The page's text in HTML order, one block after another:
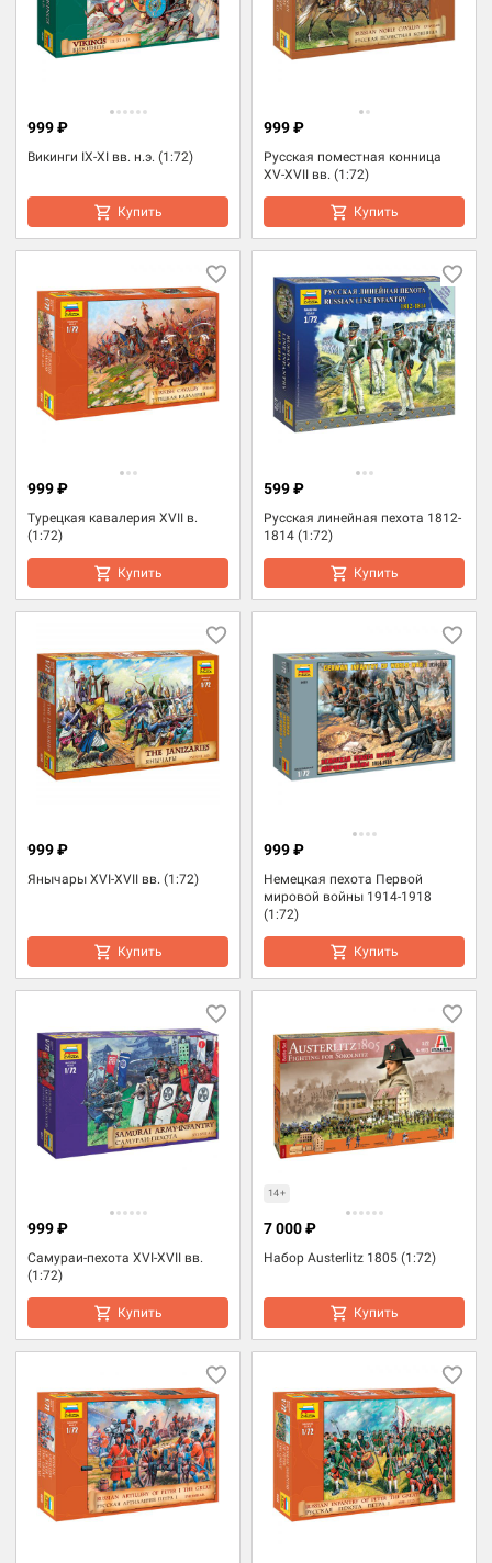
Викинги IX-XI вв. н.э. (1:72)
999 ₽
Купить
Русская поместная конница
XV-XVII вв. (1:72)
999 ₽
Купить
Турецкая кавалерия XVII в.
(1:72)
999 ₽
Купить
Русская линейная пехота 1812-
1814 (1:72)
599 ₽
Купить
Янычары XVI-XVII вв. (1:72)
999 ₽
Купить
Немецкая пехота Первой
мировой войны 1914-1918
(1:72)
999 ₽
Купить
Самураи-пехота XVI-XVII вв.
(1:72)
999 ₽
Купить
14+
Набор Austerlitz 1805 (1:72)
7 000 ₽
Купить